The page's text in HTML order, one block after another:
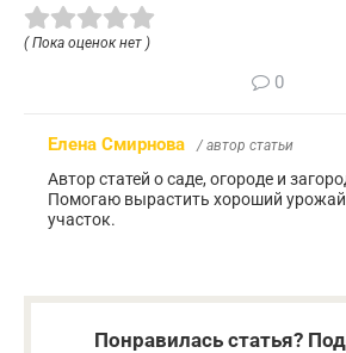
( Пока оценок нет )
0
Елена Смирнова / автор статьи
Автор статей о саде, огороде и
Помогаю вырастить хороший урожай
участок.
Понравилась статья?